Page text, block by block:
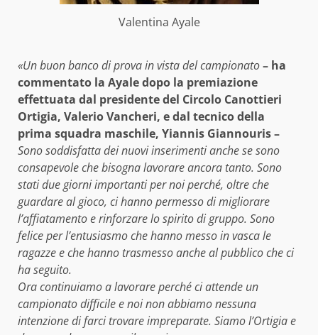
Valentina Ayale
«Un buon banco di prova in vista del campionato– ha
commentato la Ayale dopo la premiazione
effettuata dal presidente del Circolo Canottieri
Ortigia, Valerio Vancheri, e dal tecnico della
prima squadra maschile, Yiannis Giannouris –
Sono soddisfatta dei nuovi inserimenti anche se sono
consapevole che bisogna lavorare ancora tanto. Sono
stati due giorni importanti per noi perché, oltre che
guardare al gioco, ci hanno permesso di migliorare
l’affiatamento e rinforzare lo spirito di gruppo. Sono
felice per l’entusiasmo che hanno messo in vasca le
ragazze e che hanno trasmesso anche al pubblico che ci
ha seguito.
Ora continuiamo a lavorare perché ci attende un
campionato difficile e noi non abbiamo nessuna
intenzione di farci trovare impreparate. Siamo l’Ortigia e